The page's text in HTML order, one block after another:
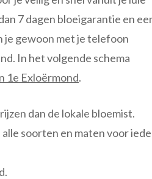
7 dagen bloeigarantie en
je gewoon met je telefoon
In het volgende schema
1e Exloërmond.
dan de lokale bloemist.
soorten en maten voor